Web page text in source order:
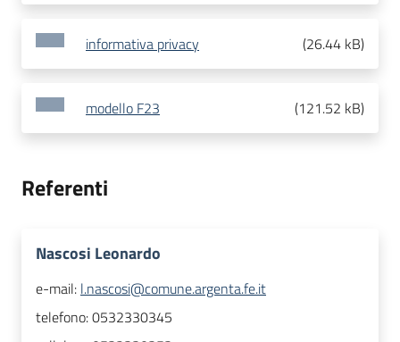
informativa privacy (26.44 kB)
modello F23 (121.52 kB)
Referenti
Nascosi Leonardo
e-mail: l.nascosi@comune.argenta.fe.it
telefono:0532330345